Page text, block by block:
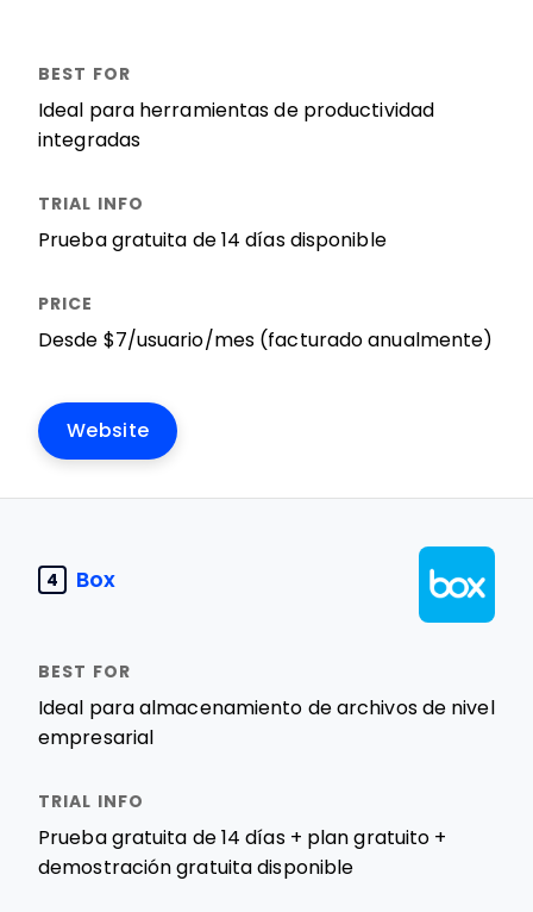
Ideal para herramientas de productividad
integradas
Prueba gratuita de 14 días disponible
Desde $7/usuario/mes (facturado anualmente)
Website
4 Box
Ideal para almacenamiento de archivos de nivel
empresarial
Prueba gratuita de 14 días + plan gratuito +
demostración gratuita disponible